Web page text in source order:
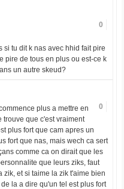
0
si tu dit k nas avec hhid fait pire
pire de tous en plus ou est-ce k
un autre skeud?
0
plus a mettre en
trouve que c'est vraiment
plus fort que cam apres un
fort que nas, mais wech ca sert
comme ca on dirait que les
que leurs ziks, faut
zik, et si taime la zik t'aime bien
la a dire qu'un tel est plus fort